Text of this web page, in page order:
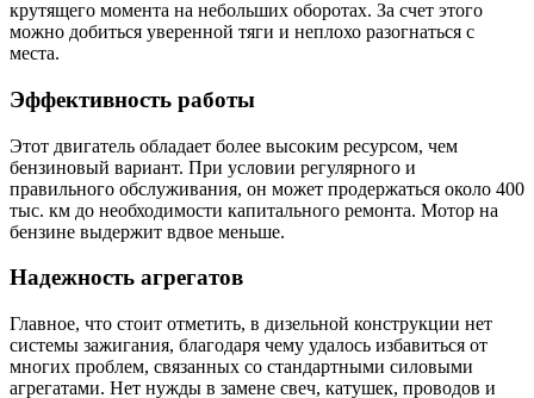
крутящего момента на небольших оборотах. За счет этого
можно добиться уверенной тяги и неплохо разогнаться с
места.
Эффективность работы
Этот двигатель обладает более высоким ресурсом, чем
бензиновый вариант. При условии регулярного и
правильного обслуживания, он может продержаться около 400
тыс. км до необходимости капитального ремонта. Мотор на
бензине выдержит вдвое меньше.
Надежность агрегатов
Главное, что стоит отметить, в дизельной конструкции нет
системы зажигания, благодаря чему удалось избавиться от
многих проблем, связанных со стандартными силовыми
агрегатами. Нет нужды в замене свеч, катушек, проводов и